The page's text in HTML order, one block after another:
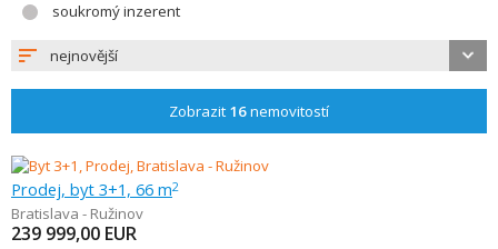
soukromý inzerent
nejnovější
Zobrazit 16nemovitostí
Prodej, byt 3+1, 66 m2
Bratislava - Ružinov
239 999,00 EUR